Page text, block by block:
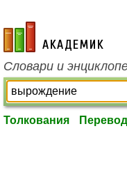
academic.ru
Словари и
Толкования